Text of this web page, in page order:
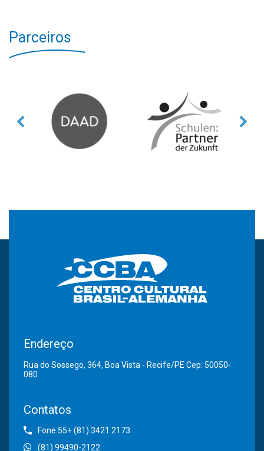
Parceiros
Endereço
Rua do Sossego, 364, Boa Vista - Recife/PE Cep: 50050-
080
Contatos
Fone:55+ (81) 3421.2173
(81) 99490-2122